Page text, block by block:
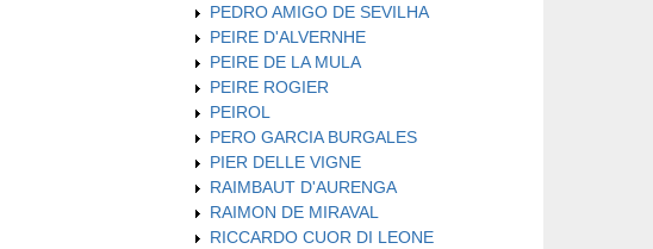
PEDRO AMIGO DE SEVILHA
PEIRE D'ALVERNHE
PEIRE DE LA MULA
PEIRE ROGIER
PEIROL
PERO GARCIA BURGALES
PIER DELLE VIGNE
RAIMBAUT D'AURENGA
RAIMON DE MIRAVAL
RICCARDO CUOR DI LEONE